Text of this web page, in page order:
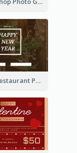
Brown Restaurant Photo New Year Gift Card